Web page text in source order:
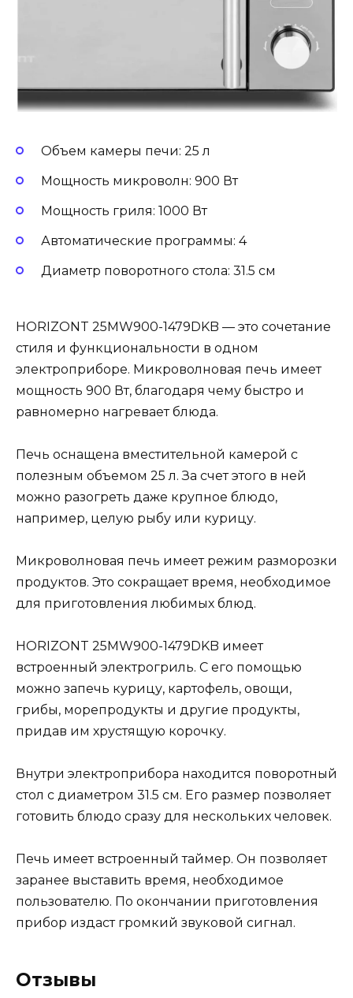
Объем камеры печи: 25 л
Мощность микроволн: 900 Вт
Мощность гриля: 1000 Вт
Автоматические программы: 4
Диаметр поворотного стола: 31.5 см
HORIZONT 25MW900-1479DKB — это сочетание
стиля и функциональности в одном
электроприборе. Микроволновая печь имеет
мощность 900 Вт, благодаря чему быстро и
равномерно нагревает блюда.
Печь оснащена вместительной камерой с
полезным объемом 25 л. За счет этого в ней
можно разогреть даже крупное блюдо,
например, целую рыбу или курицу.
Микроволновая печь имеет режим разморозки
продуктов. Это сокращает время, необходимое
для приготовления любимых блюд.
HORIZONT 25MW900-1479DKB имеет
встроенный электрогриль. С его помощью
можно запечь курицу, картофель, овощи,
грибы, морепродукты и другие продукты,
придав им хрустящую корочку.
Внутри электроприбора находится поворотный
стол с диаметром 31.5 см. Его размер позволяет
готовить блюдо сразу для нескольких человек.
Печь имеет встроенный таймер. Он позволяет
заранее выставить время, необходимое
пользователю. По окончании приготовления
прибор издаст громкий звуковой сигнал.
Отзывы